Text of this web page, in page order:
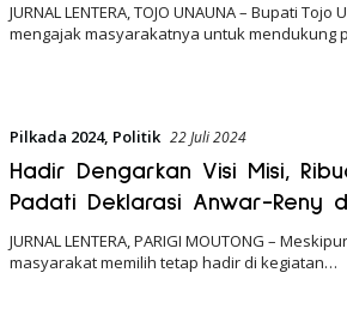
JURNAL LENTERA, TOJO UNAUNA – Bupati
mengajak masyarakatnya untuk mendukung
Pilkada 2024, Politik 22 Juli 2024
Hadir Dengarkan Visi Misi,
Padati Deklarasi Anwar-Reny
JURNAL LENTERA, PARIGI MOUTONG –
masyarakat memilih tetap hadir di kegiatan…